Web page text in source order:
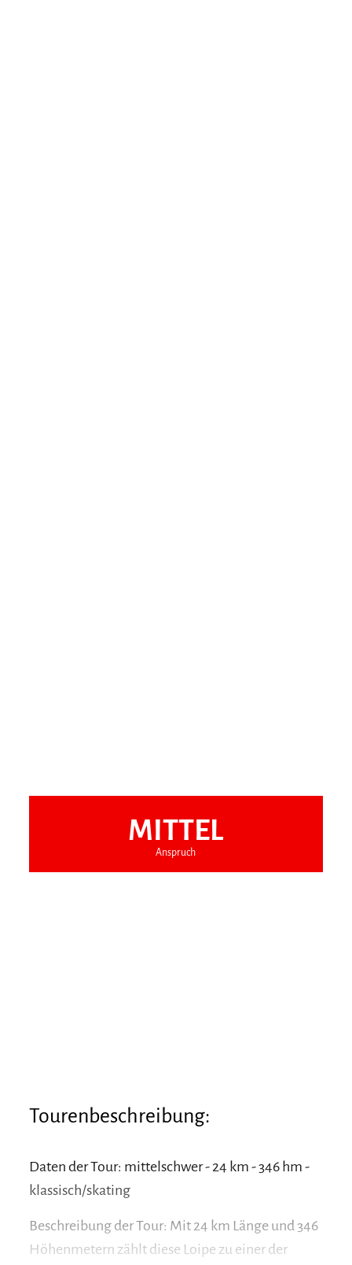
MITTEL
Anspruch
Tourenbeschreibung:
Daten der Tour: mittelschwer - 24 km - 346 hm -
klassisch/skating
Beschreibung der Tour: Mit 24 km Länge und 346
Höhenmetern zählt diese Loipe zu einer der